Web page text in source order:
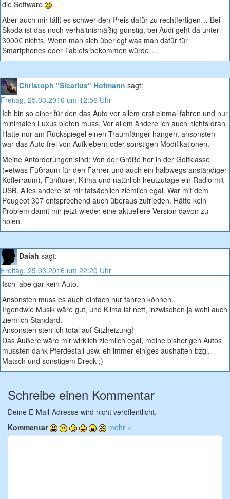
die Software
Aber auch mir fällt es schwer den Preis dafür zu rechtfertigen… Bei
Skoda ist das noch verhältnismäßig günstig, bei Audi geht da unter
3000€ nichts. Wenn man sich überlegt was man dafür für
Smartphones oder Tablets bekommen würde…
Christoph "Sicarius" Hofmann sagt:
Freitag, 25.03.2016 um 12:56 Uhr
Ich bin so einer für den das Auto vor allem erst einmal fahren und nur
minimalen Luxus bieten muss. Vor allem ändere ich auch nichts dran.
Hatte nur am Rückspiegel einen Traumfänger hängen, ansonsten
war das Auto frei von Aufklebern oder sonstigen Modifikationen.
Meine Anforderungen sind: Von der Größe her in der Golfklasse
(=etwas Füßraum für den Fahrer und auch ein halbwegs anständiger
Kofferraum), Fünftürer, Klima und natürlich heutzutage ein Radio mit
USB. Alles andere ist mir tatsächlich ziemlich egal. War mit dem
Peugeot 307 entsprechend auch überaus zufrieden. Hätte kein
Problem damit mir jetzt wieder eine aktuellere Version davon zu
holen.
Daiah sagt:
Freitag, 25.03.2016 um 22:20 Uhr
Isch ‘abe gar kein Auto.
Ansonsten muss es auch einfach nur fahren können..
Irgendwie Musik wäre gut, und Klima ist nett, inzwischen ja wohl auch
ziemlich Standard.
Ansonsten steh ich total auf Sitzheizung!
Das Äußere wäre mir wirklich ziemlich egal, meine bisherigen Autos
mussten dank Pferdestall usw. eh immer einiges aushalten bzgl.
Matsch und sonstigem Dreck ;)
Schreibe einen Kommentar
Deine E-Mail-Adresse wird nicht veröffentlicht.
Kommentar
mehr »